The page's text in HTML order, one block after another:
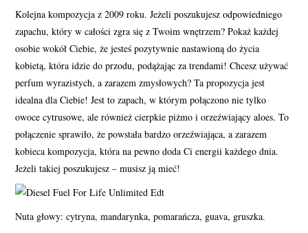
Kolejna kompozycja z 2009 roku. Jeżeli poszukujesz odpowiedniego
zapachu, który w całości zgra się z Twoim wnętrzem? Pokaż każdej
osobie wokół Ciebie, że jesteś pozytywnie nastawioną do życia
kobietą, która idzie do przodu, podążając za trendami! Chcesz używać
perfum wyrazistych, a zarazem zmysłowych? Ta propozycja jest
idealna dla Ciebie! Jest to zapach, w którym połączono nie tylko
owoce cytrusowe, ale również cierpkie piżmo i orzeźwiający aloes. To
połączenie sprawiło, że powstała bardzo orzeźwiająca, a zarazem
kobieca kompozycja, która na pewno doda Ci energii każdego dnia.
Jeżeli takiej poszukujesz – musisz ją mieć!
Nuta głowy: cytryna, mandarynka, pomarańcza, guava, gruszka.